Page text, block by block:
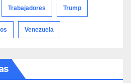
Trabajadores Trump
Venezuela